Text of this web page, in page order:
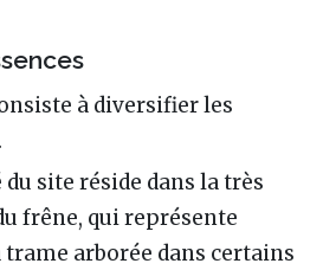
à diversifier les
site réside dans la très
frêne, qui représente
arborée dans certains